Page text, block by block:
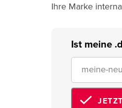
Ihre Marke
Ist meine